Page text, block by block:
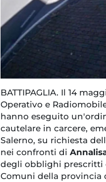
BATTIPAGLIA. Il 14
Operativo e
hanno eseguito
cautelare in carcere,
Salerno, su richiesta
nei confronti di
degli obblighi prescritti
Comuni della provincia